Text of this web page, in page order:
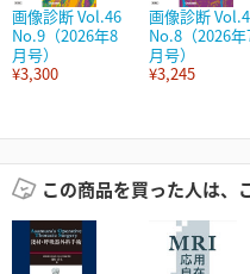
画像診断 Vol.46
No.9（2026年8
月号）
¥3,300
画像診断
No.8（2026年
月号）
¥3,245
この商品を買った人は、